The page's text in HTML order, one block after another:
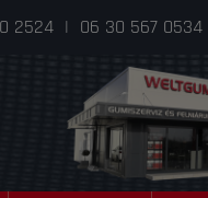
2524 | 06 30 567 0534